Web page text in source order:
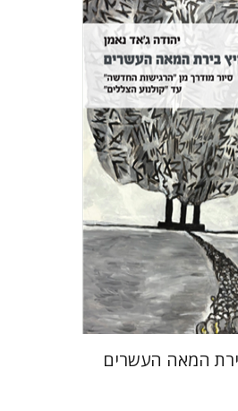
נאמן
אתר ספר מודפס
$35
$32
המאה העשרים